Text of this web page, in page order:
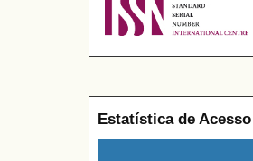
Estatística de Acesso